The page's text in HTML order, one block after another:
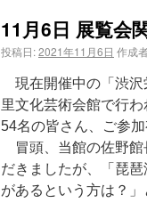
11月6日 展覧会
投稿日:2021年11月6日 作成
現在開催中の「渋
里文化芸術会館で行わ
54名の皆さん、ご参
冒頭、当館の佐野
だきましたが、「琵
があるという方は？